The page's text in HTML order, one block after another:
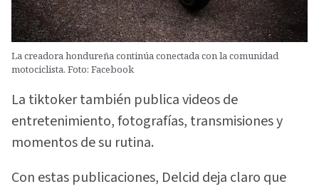
La creadora hondureña continúa conectada con la comunidad
motociclista. Foto: Facebook
La tiktoker también publica videos de
entretenimiento, fotografías, transmisiones y
momentos de su rutina.
Con estas publicaciones, Delcid deja claro que